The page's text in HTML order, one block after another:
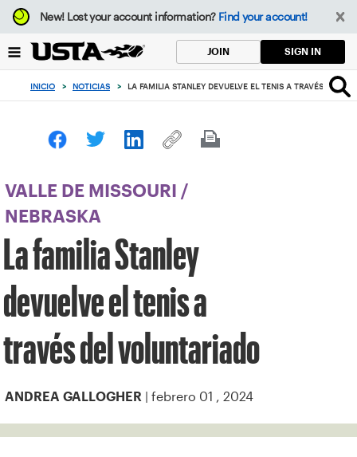
Enfoque
desde
botón
volver
principio
New!Lost your account information? Find your account!
JOIN SIGN IN
INICIO > NOTICIAS > LA FAMILIA STANLEY DEVUELVE EL TENIS A TRAVÉS DEL
VALLE DE MISSOURI
/
NEBRASKA
La familia Stanley
devuelve el tenis a
través del voluntariado
ANDREA GALLOGHER | febrero 01 , 2024